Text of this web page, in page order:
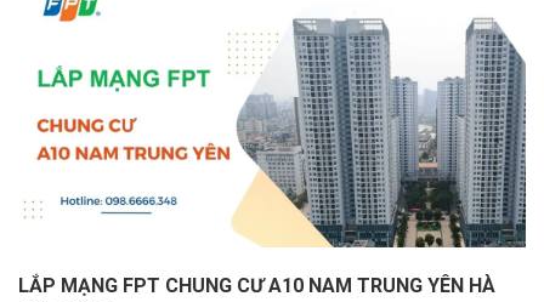
LẮP MẠNG FPT CHUNG CƯ A10 NAM TRUNG YÊN HÀ